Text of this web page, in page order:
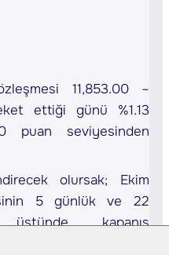
11,853.00 –
ettiği günü %1.13
puan seviyesinden
olursak; Ekim
5 günlük ve 22
kapanış
kısa vadeli